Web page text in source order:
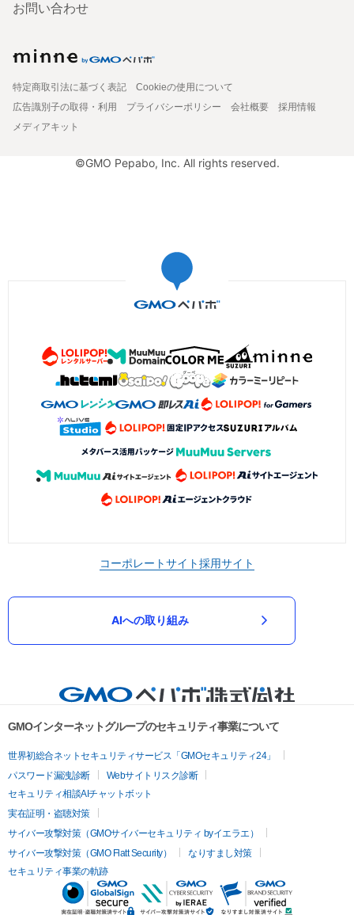
お問い合わせ
特定商取引法に基づく表記
Cookieの使用について
広告識別子の取得・利用
プライバシーポリシー 会社概要
採用情報
メディアキット
©GMO Pepabo, Inc. All rights reserved.
コーポレートサイト採用サイト
AIへの取り組み
GMOインターネットグループのセキュリティ事業について
世界初総合ネットセキュリティサービス「GMOセキュリティ24」
パスワード漏洩診断
Webサイトリスク診断
セキュリティ相談AIチャットボット
実在証明・盗聴対策
サイバー攻撃対策（GMOサイバーセキュリティ byイエラエ）
サイバー攻撃対策（GMO Flatt Security）
なりすまし対策
セキュリティ事業の軌跡